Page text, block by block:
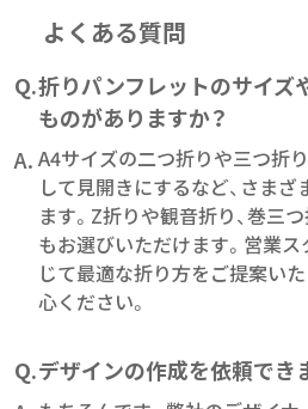
よくある質問
Q.折りパンフレットのサイズ
ものがありますか？
A. A4サイズの二つ折りや三つ折
して見開きにするなど、さま
ます。Z折りや観音折り、巻三
もお選びいただけます。営業
じて最適な折り方をご提案い
心ください。
Q.デザインの作成を依頼でき